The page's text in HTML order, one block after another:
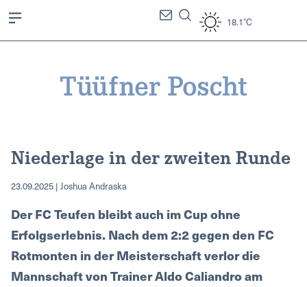
18.1°C
Niederlage in der zweiten Runde
23.09.2025 | Joshua Andraska
Der FC Teufen bleibt auch im Cup ohne
Erfolgserlebnis. Nach dem 2:2 gegen den FC
Rotmonten in der Meisterschaft verlor die
Mannschaft von Trainer Aldo Caliandro am